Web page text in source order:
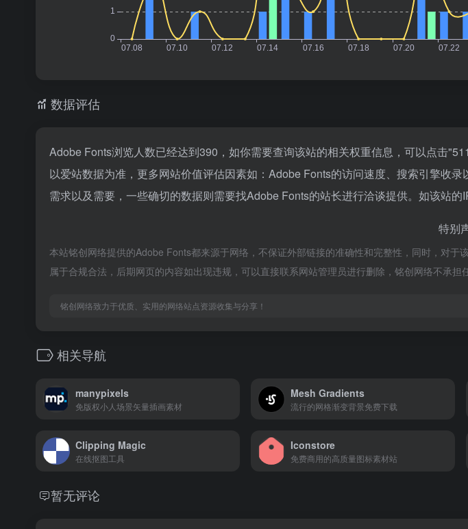
数据评估
Adobe Fonts浏览人数已经达到390，如你需要查询该站的相关权重信息，可以点击"
以爱站数据为准，更多网站价值评估因素如：Adobe Fonts的访问速度、搜索引擎收
需求以及需要，一些确切的数据则需要找Adobe Fonts的站长进行洽谈提供。如该站的
特别
本站铭创网络提供的Adobe Fonts都来源于网络，不保证外部链接的准确性和完整性，同时，对
属于合规合法，后期网页的内容如出现违规，可以直接联系网站管理员进行删除，铭创网络不承担
铭创网络致力于优质、实用的网络站点资源收集与分享！
相关导航
manypixels
免版权小人场景矢量插画素材
Mesh Gradients
流行的网格渐变背景免费下载
Clipping Magic
在线抠图工具
Iconstore
免费商用的高质量图标素材站
暂无评论